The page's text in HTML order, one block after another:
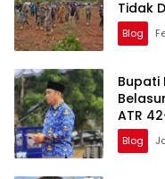
Tidak
Blog
Bupati
ATR
Blog